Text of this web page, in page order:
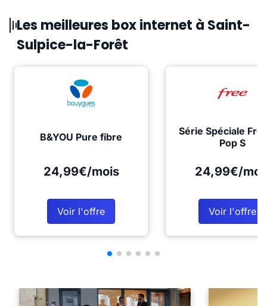
Les meilleures box internet à Saint-
Sulpice-la-Forêt
B&YOU Pure fibre
24,99€/mois
Voir l'offre
Série Spéciale
Pop S
24,99€/
Voir l'offre